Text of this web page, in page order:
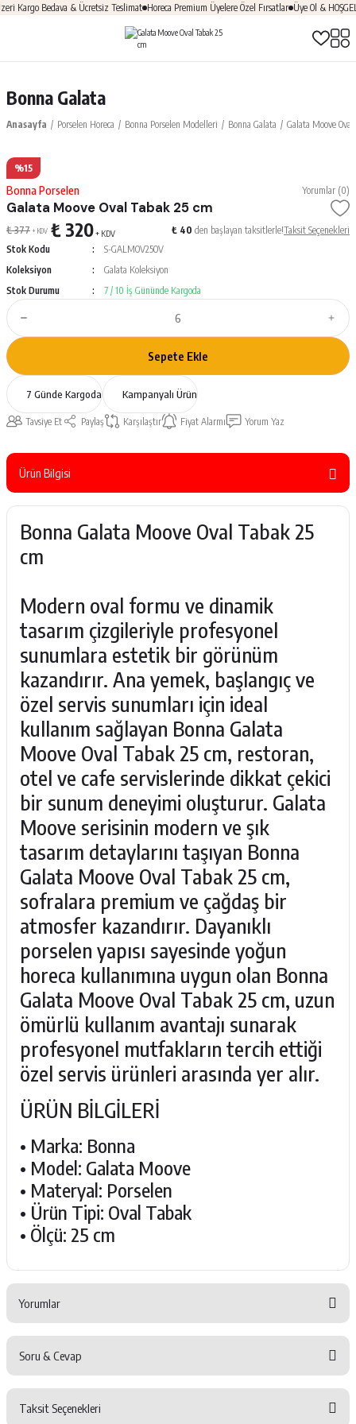
Bedava & Ücretsiz Teslimat Horeca Premium Üyelere Özel Fırsatlar Üye Ol &
Bonna Galata
Anasayfa Porselen Horeca Bonna Porselen Modelleri Bonna Galata Galata Moove
%15
Bonna Porselen Yorumlar (0)
Galata Moove Oval Tabak 25 cm
₺ 377 + KDV ₺ 320+ KDV ₺ 40 den başlayan taksitlerle!Taksit Seçenekleri
Stok Kodu
S-GALMOV25OV
Koleksiyon
Galata Koleksiyon
Stok Durumu
7 / 10 İş Gününde Kargoda
Sepete Ekle
7 Günde Kargoda Kampanyalı Ürün
Tavsiye Et Paylaş Karşılaştır Fiyat Alarmı Yorum Yaz
Ürün Bilgisi
Bonna Galata Moove Oval Tabak 25
cm
Modern oval formu ve dinamik
tasarım çizgileriyle profesyonel
sunumlara estetik bir görünüm
kazandırır. Ana yemek, başlangıç ve
özel servis sunumları için ideal
kullanım sağlayan Bonna Galata
Moove Oval Tabak 25 cm, restoran,
otel ve cafe servislerinde dikkat çekici
bir sunum deneyimi oluşturur. Galata
Moove serisinin modern ve şık
tasarım detaylarını taşıyan Bonna
Galata Moove Oval Tabak 25 cm,
sofralara premium ve çağdaş bir
atmosfer kazandırır. Dayanıklı
porselen yapısı sayesinde yoğun
horeca kullanımına uygun olan Bonna
Galata Moove Oval Tabak 25 cm, uzun
ömürlü kullanım avantajı sunarak
profesyonel mutfakların tercih ettiği
özel servis ürünleri arasında yer alır.
ÜRÜN BİLGİLERİ
• Marka: Bonna
• Model: Galata Moove
• Materyal: Porselen
• Ürün Tipi: Oval Tabak
• Ölçü: 25 cm
Yorumlar
Soru & Cevap
Taksit Seçenekleri